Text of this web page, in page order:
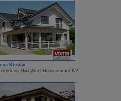
Biobau
Bad Vilbel Hausnummer W2